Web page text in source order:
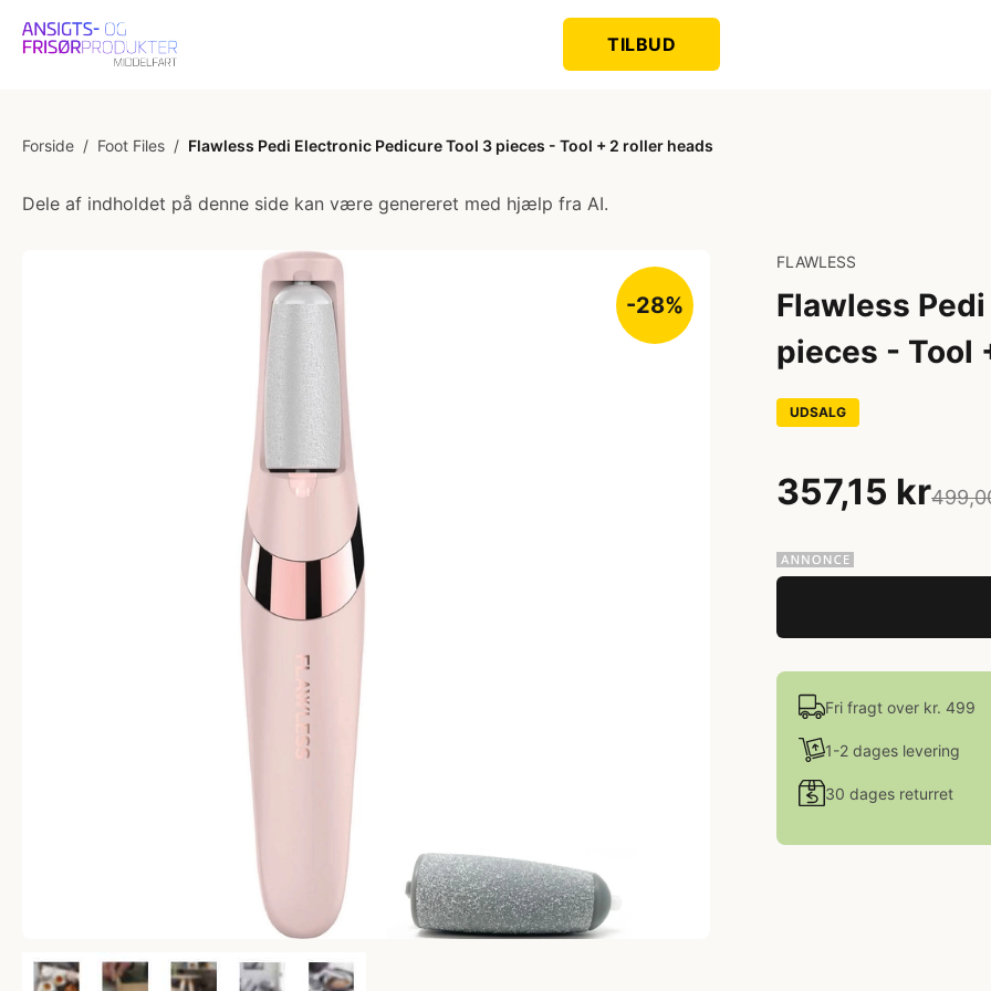
TILBUD
Forside / Foot Files / Flawless Pedi Electronic Pedicure Tool 3 pieces - Tool + 2 roller heads
Dele af indholdet på denne side kan være genereret med hjælp fra AI.
-28%
FLAWLESS
Flawless
pieces - Tool
UDSALG
357,15 kr
Fri fragt over kr. 499
1-2 dages levering
30 dages returret